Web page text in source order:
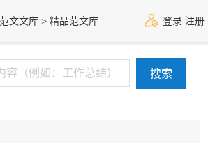
范文文库 > 精品范文库 15号文库 登录 注册